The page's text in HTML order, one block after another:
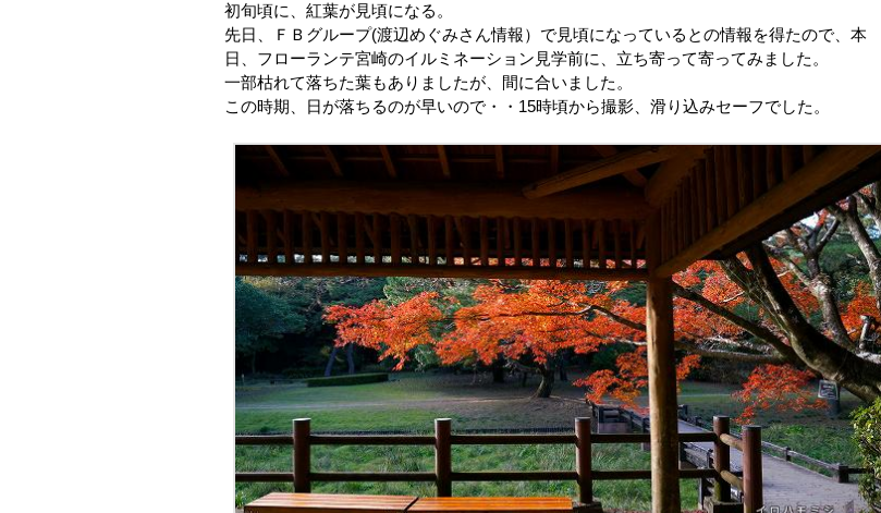
初旬頃に、紅葉が見頃になる。
先日、ＦＢグループ(渡辺めぐみさん情報）で見頃になっているとの情報を得たので、本
日、フローランテ宮崎のイルミネーション見学前に、立ち寄って寄ってみました。
一部枯れて落ちた葉もありましたが、間に合いました。
この時期、日が落ちるのが早いので・・15時頃から撮影、滑り込みセーフでした。